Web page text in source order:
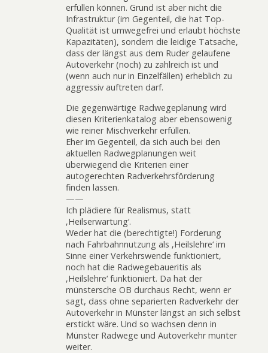
erfüllen können. Grund ist aber nicht die
Infrastruktur (im Gegenteil, die hat Top-
Qualität ist umwegefrei und erlaubt höchste
Kapazitäten), sondern die leidige Tatsache,
dass der längst aus dem Ruder gelaufene
Autoverkehr (noch) zu zahlreich ist und
(wenn auch nur in Einzelfällen) erheblich zu
aggressiv auftreten darf.
Die gegenwärtige Radwegeplanung wird
diesen Kriterienkatalog aber ebensowenig
wie reiner Mischverkehr erfüllen.
Eher im Gegenteil, da sich auch bei den
aktuellen Radwegplanungen weit
überwiegend die Kriterien einer
autogerechten Radverkehrsförderung
finden lassen.
——
Ich plädiere für Realismus, statt
‚Heilserwartung‘.
Weder hat die (berechtigte!) Forderung
nach Fahrbahnnutzung als ‚Heilslehre‘ im
Sinne einer Verkehrswende funktioniert,
noch hat die Radwegebaueritis als
‚Heilslehre‘ funktioniert. Da hat der
münstersche OB durchaus Recht, wenn er
sagt, dass ohne separierten Radverkehr der
Autoverkehr in Münster längst an sich selbst
erstickt wäre. Und so wachsen denn in
Münster Radwege und Autoverkehr munter
weiter.